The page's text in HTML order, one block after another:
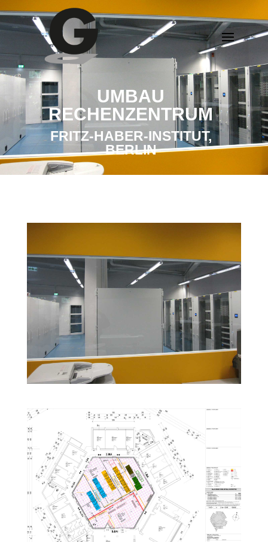
UMBAU
RECHENZENTRUM
FRITZ-HABER-INSTITUT,
BERLIN